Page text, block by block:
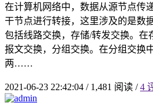
在计算机网络中，数据从源节点传
干节点进行转接，这里涉及的是数
包括线路交换，存储/转发交换。在
报文交换，分组交换。在分组交换
两……
2021-06-23 22:42:04 /1,481 阅读 / 4